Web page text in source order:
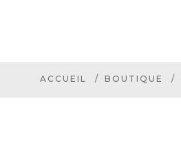
ACCUEIL BOUTIQUE